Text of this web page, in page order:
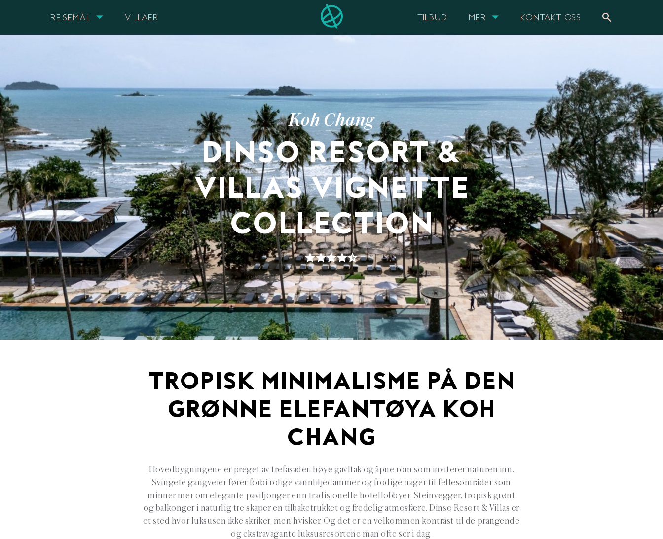
REISEMÅL VILLAER TILBUD MER KONTAKT OSS search
Koh Chang
DINSO RESORT &
VILLAS VIGNETTE
COLLECTION
TROPISK MINIMALISME PÅ DEN
GRØNNE ELEFANTØYA KOH
CHANG
Hovedbygningene er preget av trefasader, høye gavltak og åpne rom som inviterer naturen inn.
Svingete gangveier fører forbi rolige vannliljedammer og frodige hager til fellesområder som
minner mer om elegante paviljonger enn tradisjonelle hotellobbyer. Steinvegger, tropisk grønt
og balkonger i naturlig tre skaper en tilbaketrukket og fredelig atmosfære. Dinso Resort & Villas er
et sted hvor luksusen ikke skriker, men hvisker. Og det er en velkommen kontrast til de prangende
og ekstravagante luksusresortene man ofte ser i dag.